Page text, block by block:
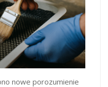
nowe porozumienie